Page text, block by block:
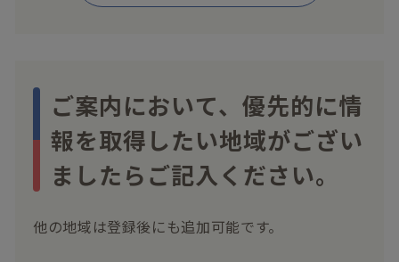
ご案内において、優先的に情
報を取得したい地域がござい
ましたらご記入ください。
他の地域は登録後にも追加可能です。